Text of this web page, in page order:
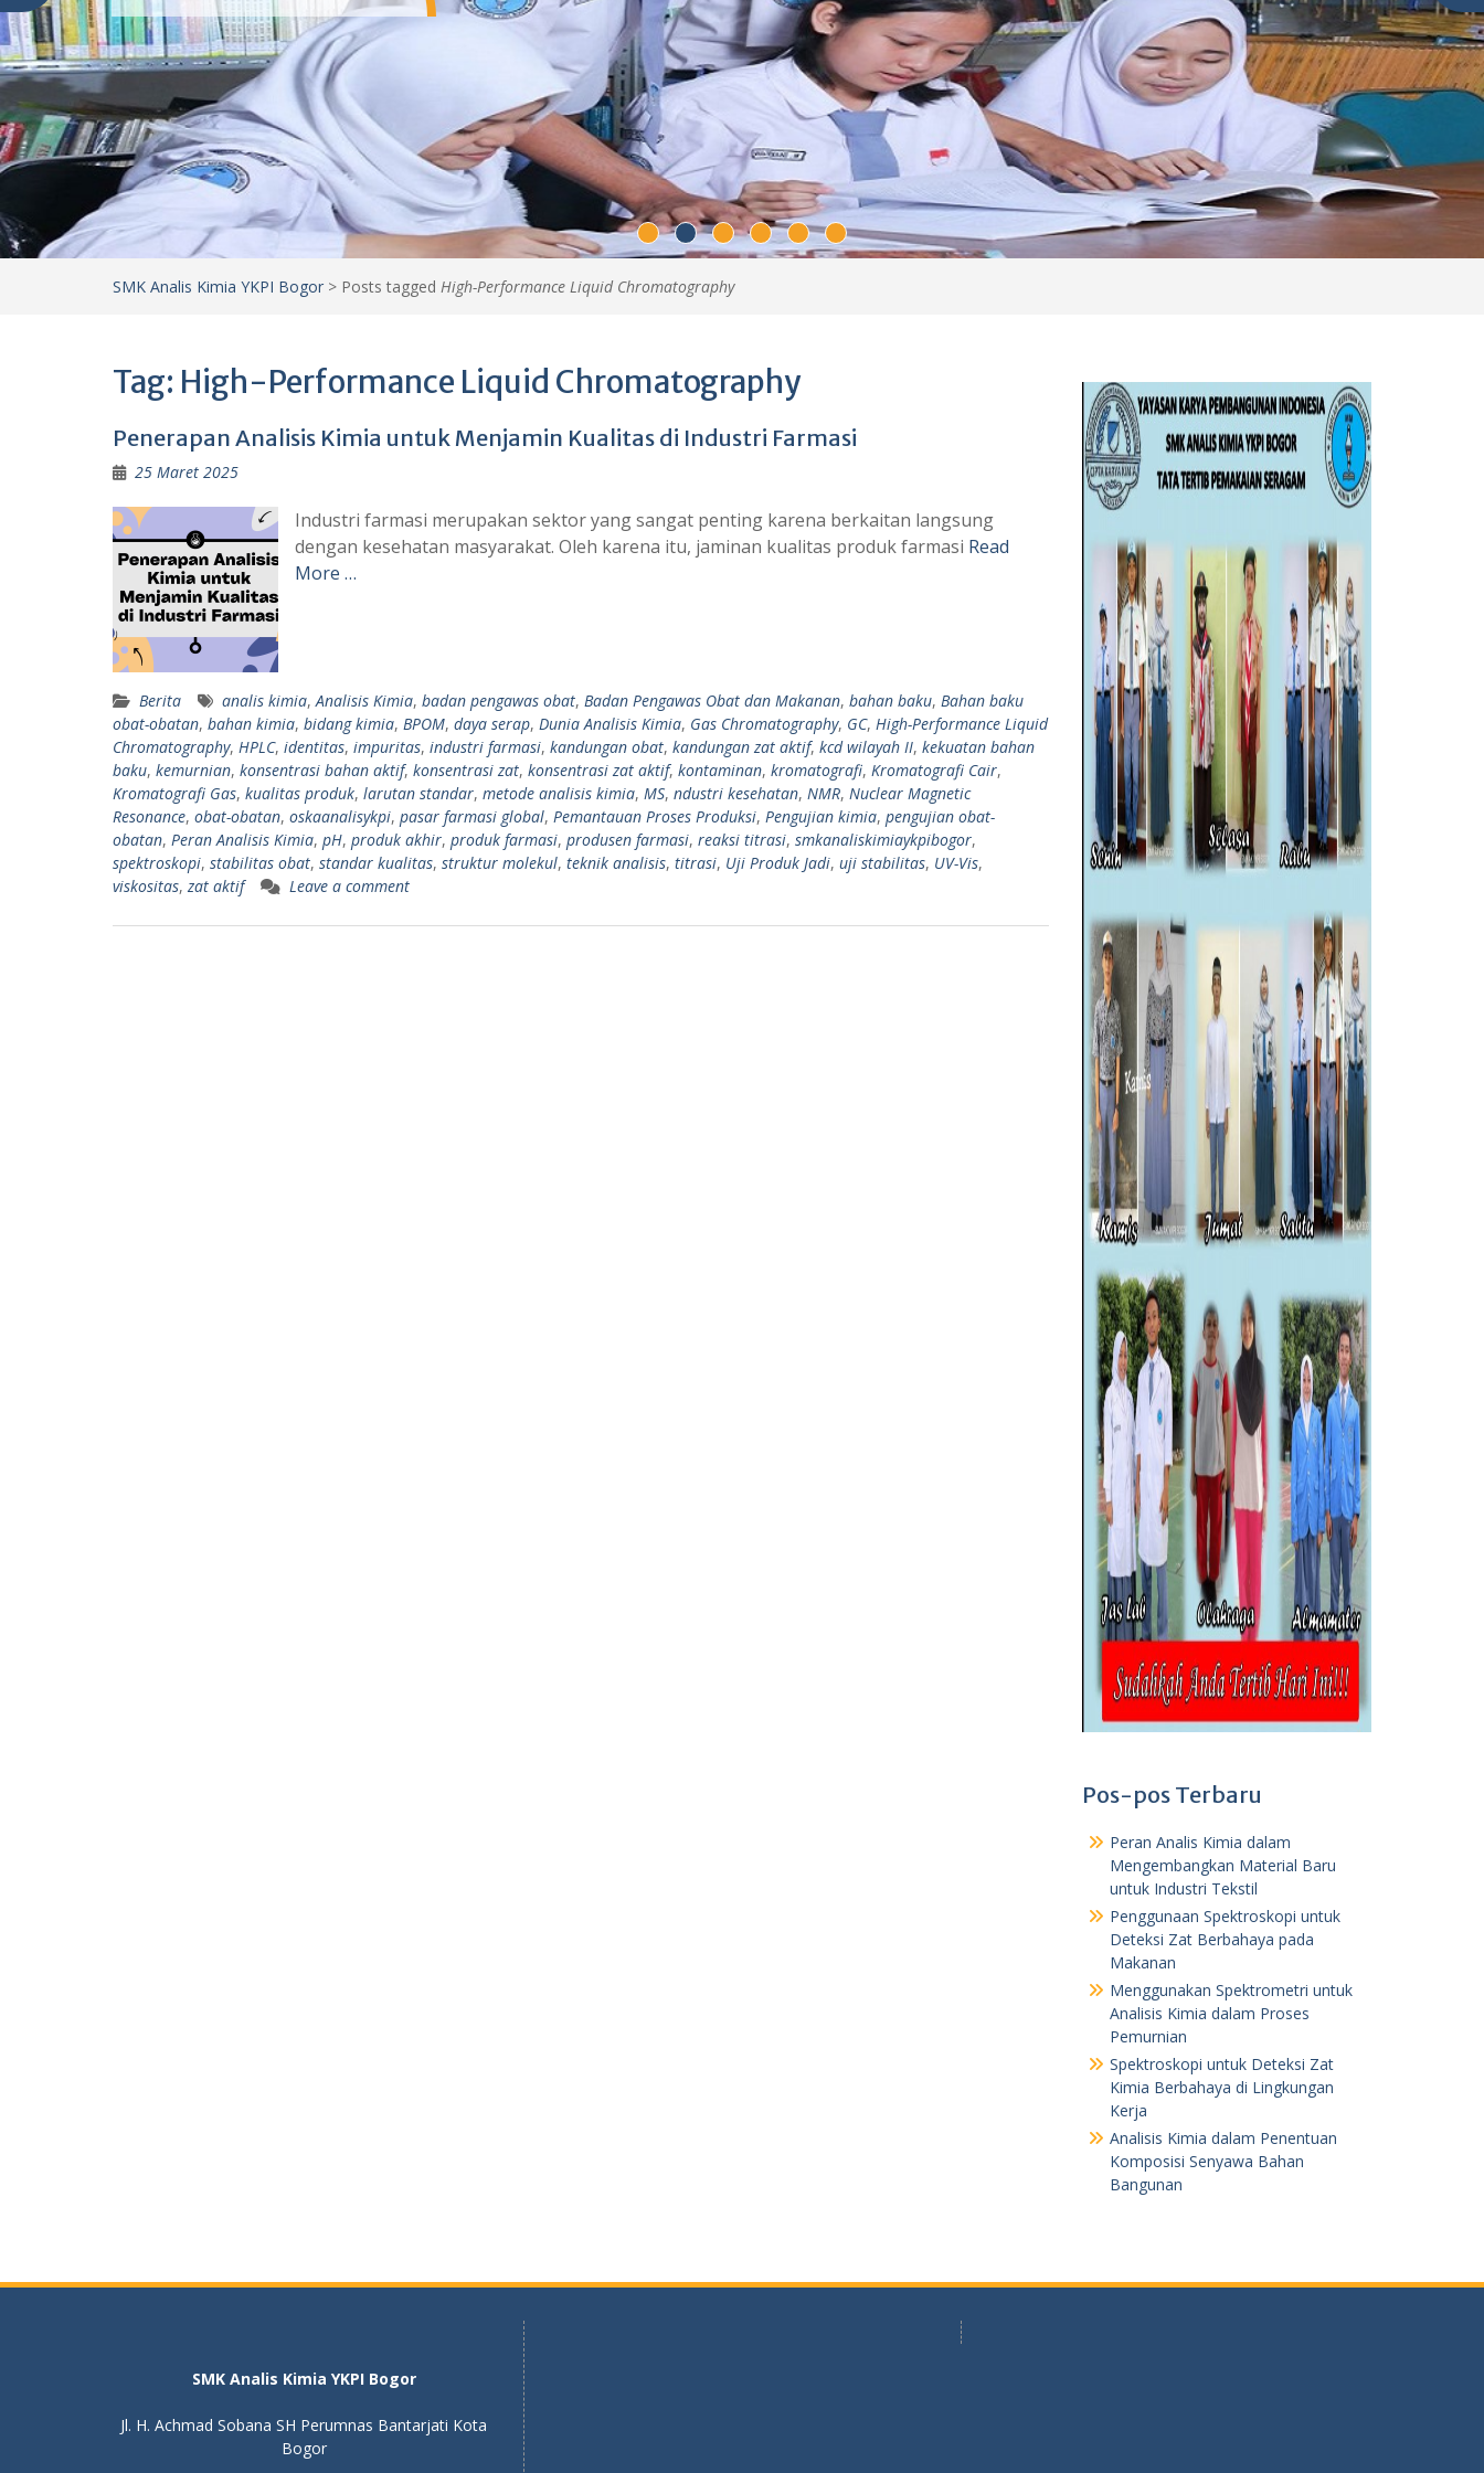
SMK Analis Kimia YKPI Bogor > Posts tagged High-Performance Liquid Chromatography
Tag: High-Performance Liquid Chromatography
Penerapan Analisis Kimia untuk Menjamin Kualitas di Industri Farmasi
25 Maret 2025
Industri farmasi merupakan sektor yang sangat penting karena berkaitan langsung
dengan kesehatan masyarakat. Oleh karena itu, jaminan kualitas produk farmasi Read
More …
Berita analis kimia, Analisis Kimia, badan pengawas obat, Badan Pengawas Obat dan Makanan, bahan baku, Bahan baku
obat-obatan, bahan kimia, bidang kimia, BPOM, daya serap, Dunia Analisis Kimia, Gas Chromatography, GC, High-Performance Liquid
Chromatography, HPLC, identitas, impuritas, industri farmasi, kandungan obat, kandungan zat aktif, kcd wilayah II, kekuatan bahan
baku, kemurnian, konsentrasi bahan aktif, konsentrasi zat, konsentrasi zat aktif, kontaminan, kromatografi, Kromatografi Cair,
Kromatografi Gas, kualitas produk, larutan standar, metode analisis kimia, MS, ndustri kesehatan, NMR, Nuclear Magnetic
Resonance, obat-obatan, oskaanalisykpi, pasar farmasi global, Pemantauan Proses Produksi, Pengujian kimia, pengujian obat-
obatan, Peran Analisis Kimia, pH, produk akhir, produk farmasi, produsen farmasi, reaksi titrasi, smkanaliskimiaykpibogor,
spektroskopi, stabilitas obat, standar kualitas, struktur molekul, teknik analisis, titrasi, Uji Produk Jadi, uji stabilitas, UV-Vis,
viskositas, zat aktif Leave a comment
Pos-pos Terbaru
Peran Analis Kimia dalam
Mengembangkan Material Baru
untuk Industri Tekstil
Penggunaan Spektroskopi untuk
Deteksi Zat Berbahaya pada
Makanan
Menggunakan Spektrometri untuk
Analisis Kimia dalam Proses
Pemurnian
Spektroskopi untuk Deteksi Zat
Kimia Berbahaya di Lingkungan
Kerja
Analisis Kimia dalam Penentuan
Komposisi Senyawa Bahan
Bangunan
SMK Analis Kimia YKPI Bogor
Jl. H. Achmad Sobana SH Perumnas Bantarjati Kota
Bogor